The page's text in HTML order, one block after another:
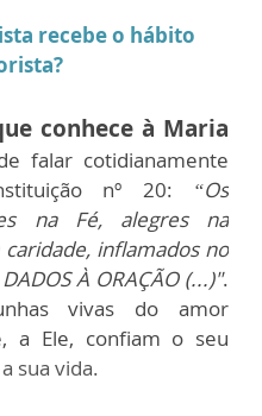
recebe o hábito
conhece à Maria
falar cotidianamente
nº 20: “Os
na Fé, alegres na
inflamados no
À ORAÇÃO (...)".
vivas do amor
a Ele, confiam o seu
sua vida.